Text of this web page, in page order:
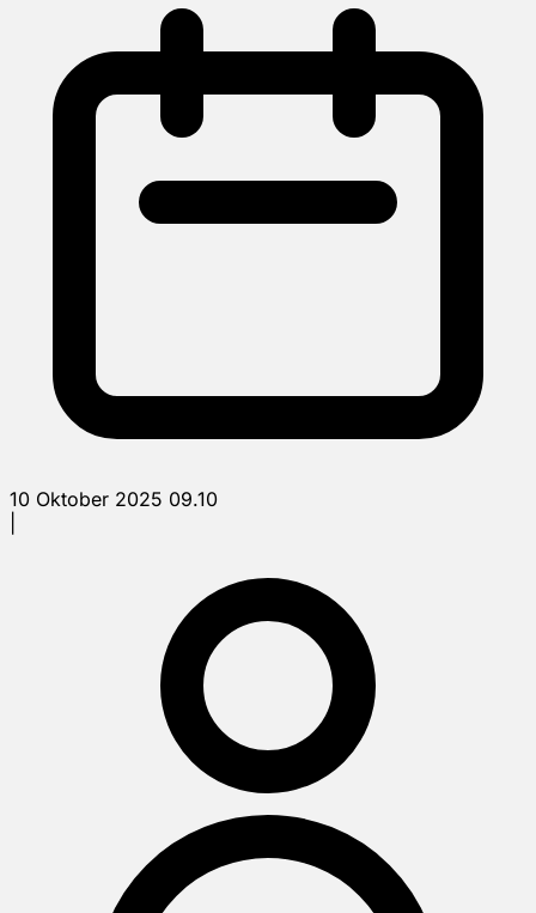
10 Oktober 2025 09.10